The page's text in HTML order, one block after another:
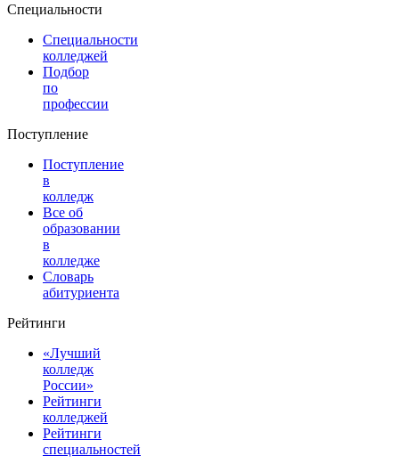
Специальности
Специальности
колледжей
Подбор
по
профессии
Поступление
Поступление
в
колледж
Все об
образовании
в
колледже
Словарь
абитуриента
Рейтинги
«Лучший
колледж
России»
Рейтинги
колледжей
Рейтинги
специальностей